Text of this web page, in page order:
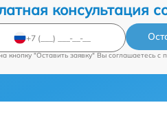
консультация
кнопку "Оставить заявку" Вы соглашаетесь c